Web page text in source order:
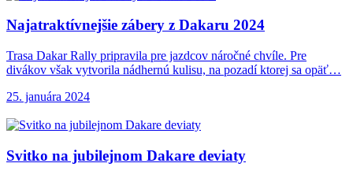
Najatraktívnejšie zábery z Dakaru 2024
Trasa Dakar Rally pripravila pre jazdcov náročné chvíle. Pre
divákov však vytvorila nádhernú kulisu, na pozadí ktorej sa opäť…
25. januára 2024
Svitko na jubilejnom Dakare deviaty